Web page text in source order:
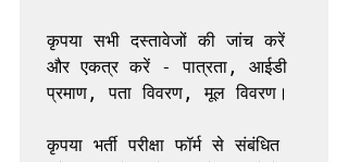
कृपया सभी दस्तावेजों की जांच करें
और एकत्र करें - पात्रता, आईडी
प्रमाण, पता विवरण, मूल विवरण।
कृपया भर्ती परीक्षा फॉर्म से संबंधित